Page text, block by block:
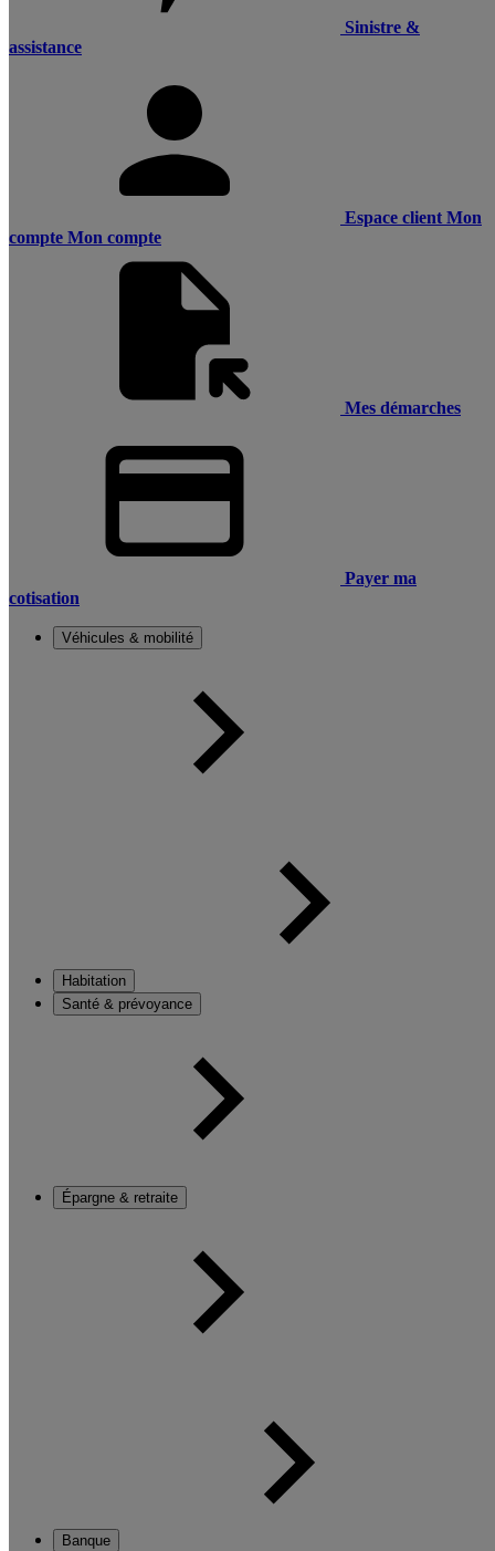
Sinistre &
assistance
Espace client Mon
compte Mon compte
Mes démarches
Payer ma
cotisation
Véhicules & mobilité
Habitation
Santé & prévoyance
Épargne & retraite
Banque